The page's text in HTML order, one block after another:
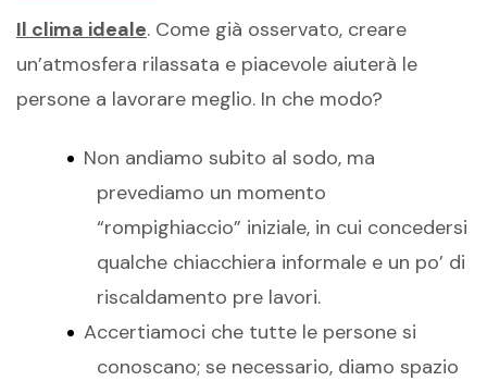
Il clima ideale. Come già osservato, creare
un’atmosfera rilassata e piacevole aiuterà le
persone a lavorare meglio. In che modo?
Non andiamo subito al sodo, ma
prevediamo un momento
“rompighiaccio” iniziale, in cui concedersi
qualche chiacchiera informale e un po’ di
riscaldamento pre lavori.
Accertiamoci che tutte le persone si
conoscano; se necessario, diamo spazio